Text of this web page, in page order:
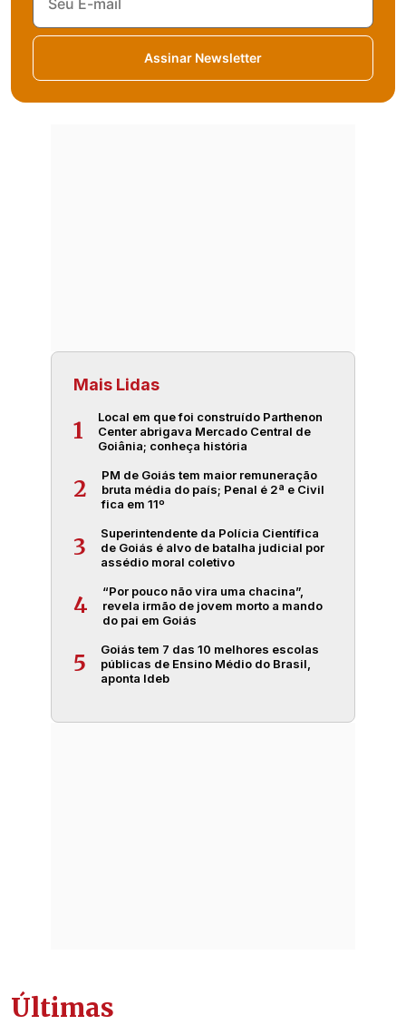
Assinar Newsletter
Mais Lidas
1
Local em que foi construído Parthenon
Center abrigava Mercado Central de
Goiânia; conheça história
2
PM de Goiás tem maior remuneração
bruta média do país; Penal é 2ª e Civil
fica em 11º
3
Superintendente da Polícia Científica
de Goiás é alvo de batalha judicial por
assédio moral coletivo
4
“Por pouco não vira uma chacina”,
revela irmão de jovem morto a mando
do pai em Goiás
5
Goiás tem 7 das 10 melhores escolas
públicas de Ensino Médio do Brasil,
aponta Ideb
Últimas